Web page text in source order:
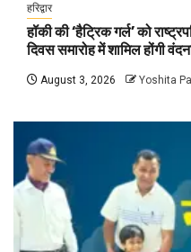
हरिद्वार
हॉकी की ‘हैट्रिक गर्ल’ को
दिवस समारोह में शामिल होंगी
August 3, 2026 Yoshita